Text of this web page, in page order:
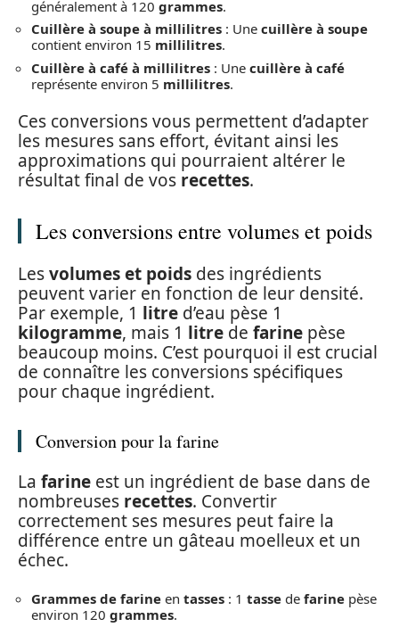
généralement à 120 grammes.
Cuillère à soupe à millilitres : Une cuillère à soupe
contient environ 15 millilitres.
Cuillère à café à millilitres : Une cuillère à café
représente environ 5 millilitres.
Ces conversions vous permettent d’adapter
les mesures sans effort, évitant ainsi les
approximations qui pourraient altérer le
résultat final de vos recettes.
Les conversions entre volumes et poids
Lesvolumes et poids des ingrédients
peuvent varier en fonction de leur densité.
Par exemple, 1 litre d’eau pèse 1
kilogramme, mais 1 litre de farine pèse
beaucoup moins. C’est pourquoi il est crucial
de connaître les conversions spécifiques
pour chaque ingrédient.
Conversion pour la farine
La farine est un ingrédient de base dans de
nombreuses recettes. Convertir
correctement ses mesures peut faire la
différence entre un gâteau moelleux et un
échec.
Grammes de farine en tasses : 1 tasse de farine pèse
environ 120 grammes.